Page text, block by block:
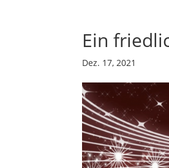
Ein
Dez. 17, 2021